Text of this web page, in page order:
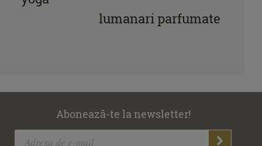
lumanari parfumate
Abonează-te la newsletter!